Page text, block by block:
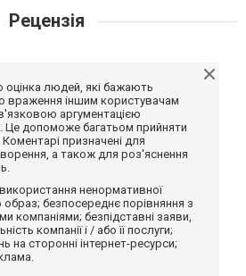
Рецензія
оцінка людей, які бажають
враження іншим користувачам
аргументацією
Це допоможе багатьом прийняти
призначені для
а також для роз'яснення
використання ненормативної
образ; безпосереднє порівняння з
компаніями; безпідставні заяви,
компанії і / або її послуги;
на сторонні інтернет-ресурси;